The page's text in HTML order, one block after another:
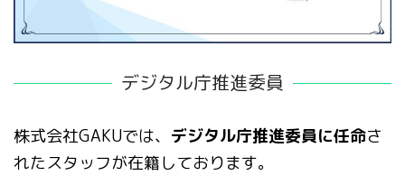
デジタル庁推進委員
株式会社GAKUでは、 デジタル庁推進委員に任命さ
れたスタッフが在籍しております。